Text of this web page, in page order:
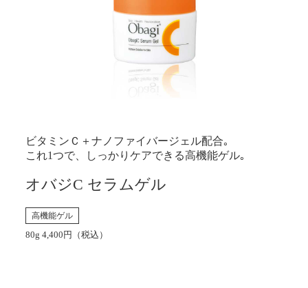
ビタミンＣ＋ナノファイバージェル配合｡
これ1つで、しっかりケアできる高機能ゲル｡
オバジC セラムゲル
高機能ゲル
80g 4,400円（税込）